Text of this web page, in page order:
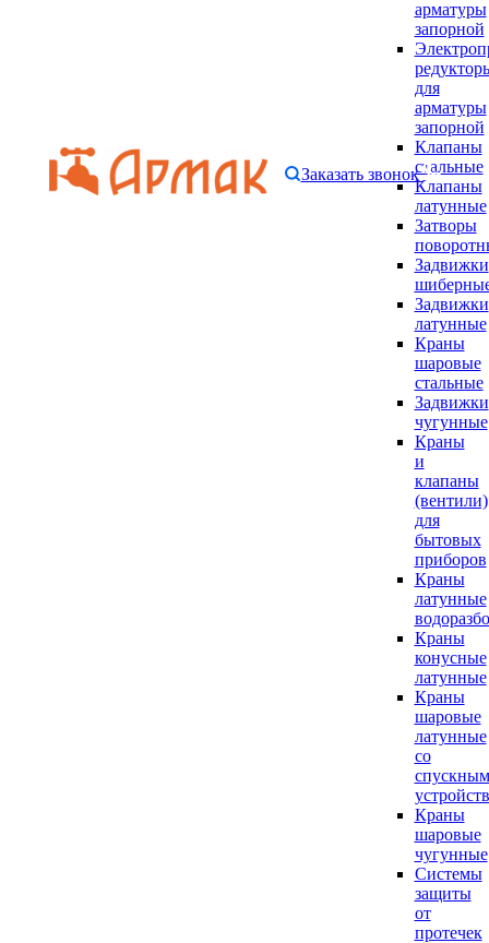
арматуры
запорной
для
арматуры
запорной
Клапаны
стальные
Клапаны
латунные
Затворы
Задвижки
Задвижки
латунные
Краны
шаровые
стальные
Задвижки
чугунные
Краны
и
клапаны
(вентили)
для
бытовых
приборов
Краны
латунные
Краны
конусные
латунные
Краны
шаровые
латунные
со
спускным
Краны
шаровые
чугунные
Системы
защиты
от
протечек
Заказать звонок